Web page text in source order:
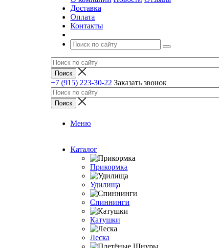
Доставка
Оплата
Контакты
+7 (915) 223-30-22 Заказать звонок
Меню
Каталог
Прикормка
Удилища
Спиннинги
Катушки
Леска